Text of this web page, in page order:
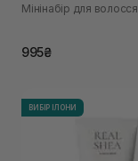
Мінінабір для волосся
995₴
ВИБІР ІЛОНИ